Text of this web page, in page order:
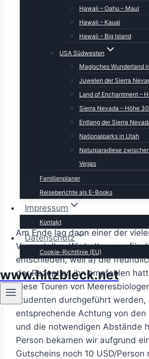
Hawaii – Oahu – Maui
Hawaii – Kauai
Hawaii – Big Island
USA Südwesten
Magisches Wunderland
Juwelen der Sierra
Land of Enchantment –
Sierra Nevada – Höhe
Entlang der Sierra
Nationalparks in Utah
Naturparadiese
Vegas
Familienplaner
Reiseberichte als E-Books
Impressum
Kontakt
Datenschutz
Cookie-Richtlinie (EU)
www.hitzbleck.net
Am Ende lag dann einer der
Veranstalter. Wir hatten uns für
entschieden, weil a) die
der Rezeption ihn empfohlen
diese Touren von
studenten durchgeführt werden,
entsprechende Achtung von den
und die notwendigen Abstände
Person bekamen wir aufgrund
Gutscheins noch 10 USD/Person